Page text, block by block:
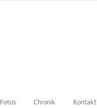
Fotos Chronik Kontakt